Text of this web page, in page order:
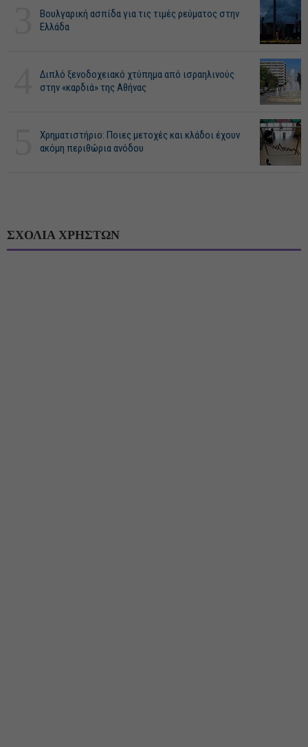
Βουλγαρική ασπίδα για τις τιμές ρεύματος στην
Ελλάδα
Διπλό ξενοδοχειακό χτύπημα από ισραηλινούς
στην «καρδιά» της Αθήνας
Χρηματιστήριο: Ποιες μετοχές και κλάδοι έχουν
ακόμη περιθώρια ανόδου
ΣΧΟΛΙΑ ΧΡΗΣΤΩΝ